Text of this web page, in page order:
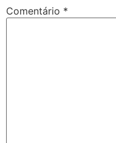
Comentário *